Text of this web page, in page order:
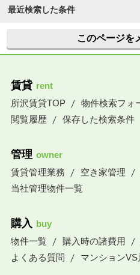
最近検索した条件
このページを
賃貸 rent
所沢賃貸TOP
物件検索フォ
閲覧履歴
保存した検索条件
管理 owner
賃貸管理業務
空き家管理
当社管理物件一覧
購入 buy
物件一覧
購入時の諸費用
よくある質問
マンションVS